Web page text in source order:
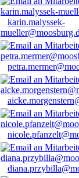
karin.malyssek-